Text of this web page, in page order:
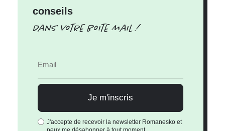
conseils
Dans votre boite mail !
J'accepte de recevoir la newsletter Romanesko et